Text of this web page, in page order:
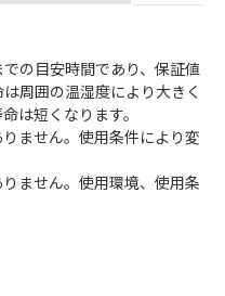
の目安時間であり、保証値
周囲の温湿度により大きく
は短くなります。
ません。使用条件により変
ません。使用環境、使用条